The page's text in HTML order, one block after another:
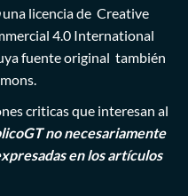
una licencia de Creative
4.0 International
fuente original también
criticas que interesan al
no necesariamente
en los artículos